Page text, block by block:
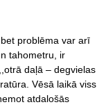
problēma var arī
tahometru, ir
daļā – degvielas
Vēsā laikā viss
atdalošās